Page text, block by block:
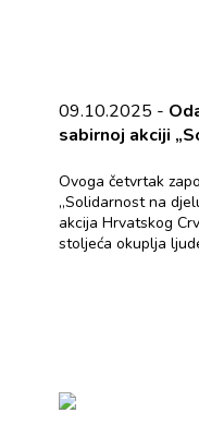
09.10.2025 -
sabirnoj akciji
Ovoga četvrtak
„Solidarnost na
akcija Hrvatskog
stoljeća okuplja